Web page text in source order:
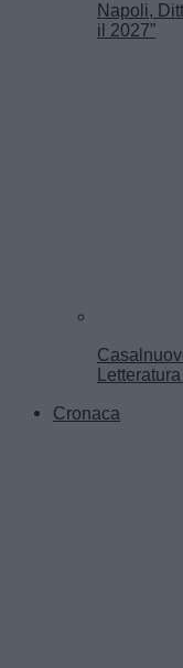
Napoli,
il 2027”
Cronaca